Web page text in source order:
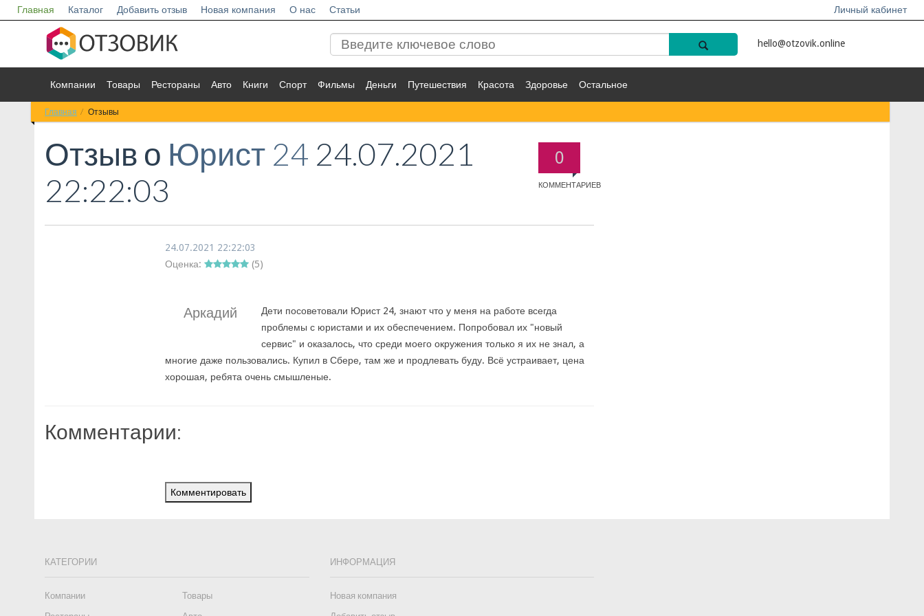
Главная Каталог Добавить отзыв Новая компания О нас Статьи Личный кабинет
hello@otzovik.online
Компании Товары Рестораны Авто Книги Спорт Фильмы Деньги Путешествия Красота Здоровье Остальное
Главная Отзывы
0
КОММЕНТАРИЕВ
Отзыв о Юрист 24 24.07.2021
22:22:03
24.07.2021 22:22:03
Оценка:
(5)
Аркадий
Дети посоветовали Юрист 24, знают что у меня на работе всегда
проблемы с юристами и их обеспечением. Попробовал их "новый
сервис" и оказалось, что среди моего окружения только я их не знал, а
многие даже пользовались. Купил в Сбере, там же и продлевать буду. Всё устраивает, цена
хорошая, ребята очень смышленые.
Комментарии:
Комментировать
КАТЕГОРИИ
Компании
Товары
ИНФОРМАЦИЯ
Новая компания